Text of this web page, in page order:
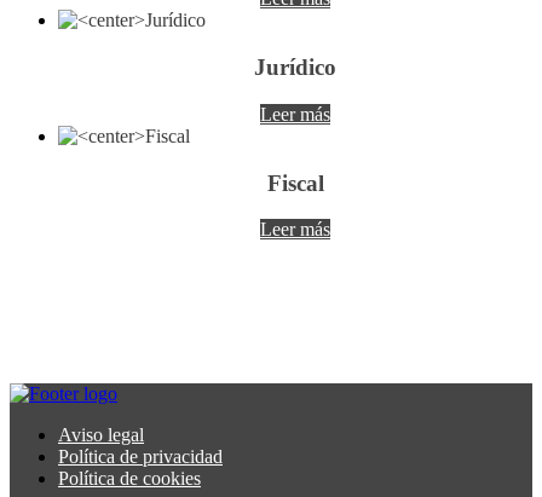
Jurídico
Leer más
Fiscal
Leer más
Aviso legal
Política de privacidad
Política de cookies